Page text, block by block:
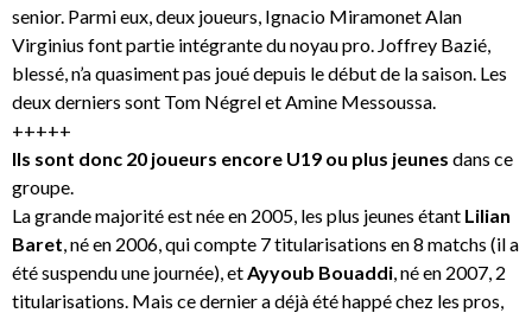
senior. Parmi eux, deux joueurs, Ignacio Miramonet Alan
Virginius font partie intégrante du noyau pro. Joffrey Bazié,
blessé, n’a quasiment pas joué depuis le début de la saison. Les
deux derniers sont Tom Négrel et Amine Messoussa.
+++++
Ils sont donc 20 joueurs encore U19 ou plus jeunes dans ce
groupe.
La grande majorité est née en 2005, les plus jeunes étant Lilian
Baret, né en 2006, qui compte 7 titularisations en 8 matchs (il a
été suspendu une journée), etAyyoub Bouaddi, né en 2007, 2
titularisations. Mais ce dernier a déjà été happé chez les pros,